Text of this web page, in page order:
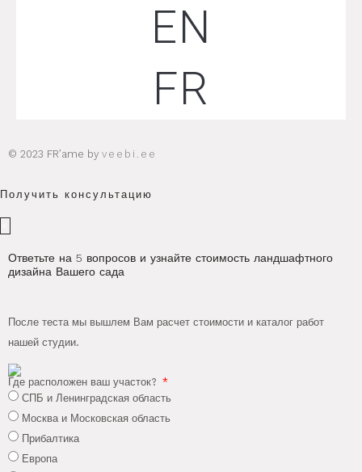
EN
FR
© 2023 FR’ame by veebi.ee
Получить консультацию
Ответьте на 5 вопросов и узнайте стоимость ландшафтного
дизайна Вашего сада
После теста мы вышлем Вам расчет стоимости и каталог работ
нашей студии.
Где расположен ваш участок?
СПБ и Ленинградская область
Москва и Московская область
Прибалтика
Европа